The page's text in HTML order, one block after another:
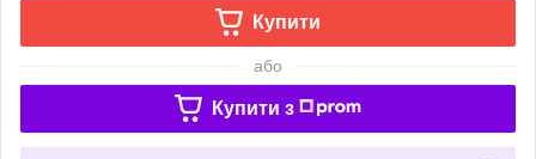
Купити
або
Купити з